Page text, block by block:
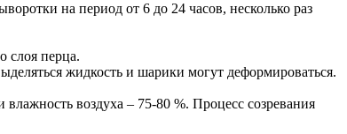
на период от 6 до 24 часов, несколько раз
слоя перца.
жидкость и шарики могут деформироваться.
воздуха – 75-80 %. Процесс созревания